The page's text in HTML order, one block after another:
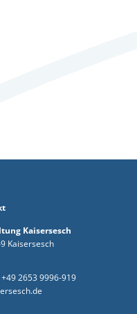
Kaisersesch
Kaisersesch
+49 2653 9996-919